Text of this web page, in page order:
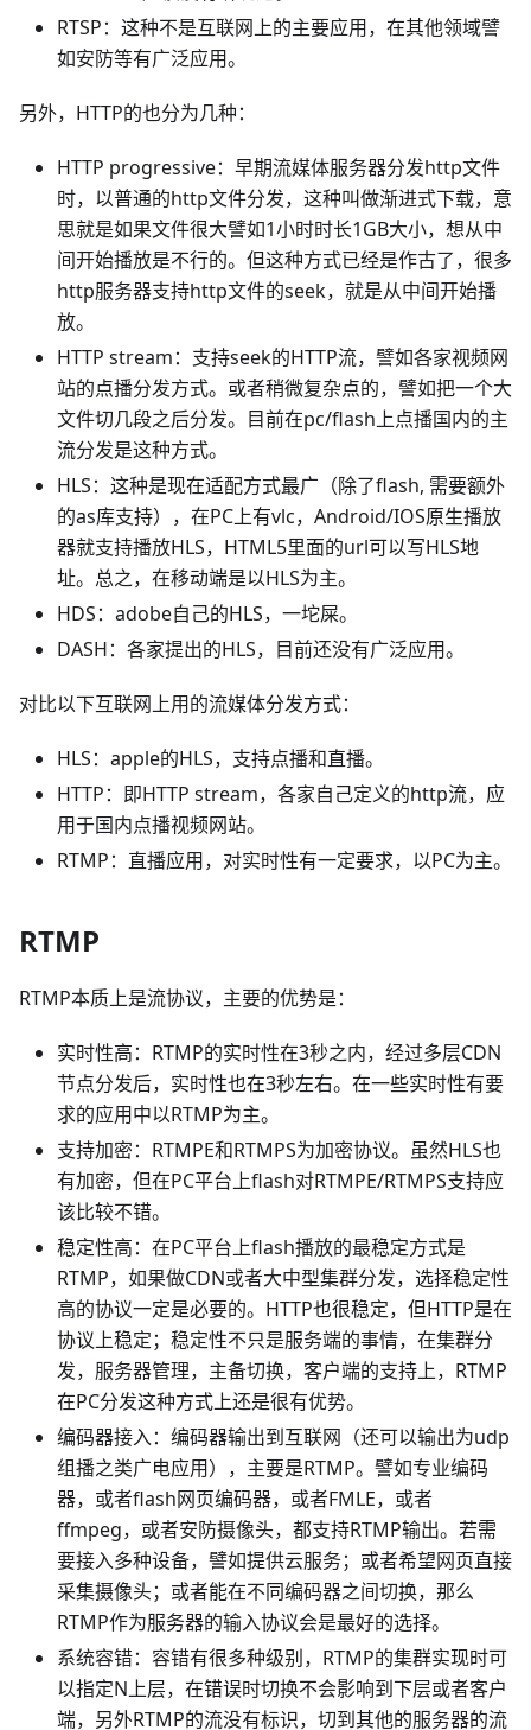
RTSP：这种不是互联网上的主要应用，在其他领域譬
如安防等有广泛应用。
另外，HTTP的也分为几种：
HTTP progressive：早期流媒体服务器分发http文件
时，以普通的http文件分发，这种叫做渐进式下载，意
思就是如果文件很大譬如1小时时长1GB大小，想从中
间开始播放是不行的。但这种方式已经是作古了，很多
http服务器支持http文件的seek，就是从中间开始播
放。
HTTP stream：支持seek的HTTP流，譬如各家视频网
站的点播分发方式。或者稍微复杂点的，譬如把一个大
文件切几段之后分发。目前在pc/flash上点播国内的主
流分发是这种方式。
HLS：这种是现在适配方式最广（除了flash, 需要额外
的as库支持），在PC上有vlc，Android/IOS原生播放
器就支持播放HLS，HTML5里面的url可以写HLS地
址。总之，在移动端是以HLS为主。
HDS：adobe自己的HLS，一坨屎。
DASH：各家提出的HLS，目前还没有广泛应用。
对比以下互联网上用的流媒体分发方式：
HLS：apple的HLS，支持点播和直播。
HTTP：即HTTP stream，各家自己定义的http流，应
用于国内点播视频网站。
RTMP：直播应用，对实时性有一定要求，以PC为主。
RTMP
RTMP本质上是流协议，主要的优势是：
实时性高：RTMP的实时性在3秒之内，经过多层CDN
节点分发后，实时性也在3秒左右。在一些实时性有要
求的应用中以RTMP为主。
支持加密：RTMPE和RTMPS为加密协议。虽然HLS也
有加密，但在PC平台上flash对RTMPE/RTMPS支持应
该比较不错。
稳定性高：在PC平台上flash播放的最稳定方式是
RTMP，如果做CDN或者大中型集群分发，选择稳定性
高的协议一定是必要的。HTTP也很稳定，但HTTP是在
协议上稳定；稳定性不只是服务端的事情，在集群分
发，服务器管理，主备切换，客户端的支持上，RTMP
在PC分发这种方式上还是很有优势。
编码器接入：编码器输出到互联网（还可以输出为udp
组播之类广电应用），主要是RTMP。譬如专业编码
器，或者flash网页编码器，或者FMLE，或者
ffmpeg，或者安防摄像头，都支持RTMP输出。若需
要接入多种设备，譬如提供云服务；或者希望网页直接
采集摄像头；或者能在不同编码器之间切换，那么
RTMP作为服务器的输入协议会是最好的选择。
系统容错：容错有很多种级别，RTMP的集群实现时可
以指定N上层，在错误时切换不会影响到下层或者客户
端，另外RTMP的流没有标识，切到其他的服务器的流